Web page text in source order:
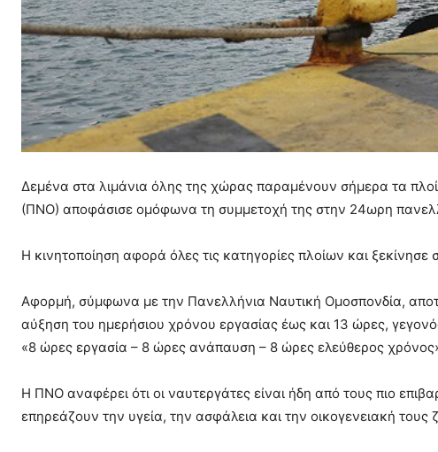
Δεμένα στα λιμάνια όλης της χώρας παραμένουν σήμερα τα
(ΠΝΟ) αποφάσισε ομόφωνα τη συμμετοχή της στην 24ωρη
Η κινητοποίηση αφορά όλες τις κατηγορίες πλοίων και
Αφορμή, σύμφωνα με την Πανελλήνια Ναυτική Ομοσπονδία,
αύξηση του ημερήσιου χρόνου εργασίας έως και 13 ώρες,
«8 ώρες εργασία – 8 ώρες ανάπαυση – 8 ώρες ελεύθερος
Η ΠΝΟ αναφέρει ότι οι ναυτεργάτες είναι ήδη από τους πιο
επηρεάζουν την υγεία, την ασφάλεια και την οικογενειακή τους